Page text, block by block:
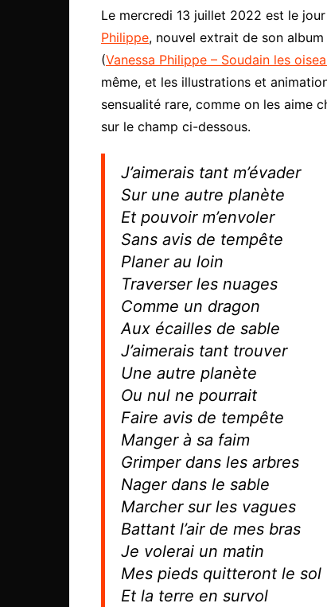
Le mercredi 13 juillet 2022 est le
Philippe, nouvel extrait de son album
(Vanessa Philippe – Soudain les
même, et les illustrations et
sensualité rare, comme on les aime
sur le champ ci-dessous.
J’aimerais tant m’évader
Sur une autre planète
Et pouvoir m’envoler
Sans avis de tempête
Planer au loin
Traverser les nuages
Comme un dragon
Aux écailles de sable
J’aimerais tant trouver
Une autre planète
Ou nul ne pourrait
Faire avis de tempête
Manger à sa faim
Grimper dans les arbres
Nager dans le sable
Marcher sur les vagues
Battant l’air de mes bras
Je volerai un matin
Mes pieds quitteront le sol
Et la terre en survol